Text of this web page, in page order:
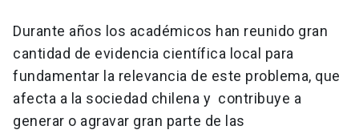
Durante años los académicos han reunido gran
cantidad de evidencia científica local para
fundamentar la relevancia de este problema, que
afecta a la sociedad chilena y contribuye a
generar o agravar gran parte de las